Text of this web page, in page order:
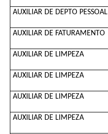
AUXILIAR DE DEPTO PESSOAL
AUXILIAR DE FATURAMENTO
AUXILIAR DE LIMPEZA
AUXILIAR DE LIMPEZA
AUXILIAR DE LIMPEZA
AUXILIAR DE LIMPEZA